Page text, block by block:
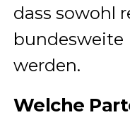
dass sowohl
bundesweite
werden.
Welche